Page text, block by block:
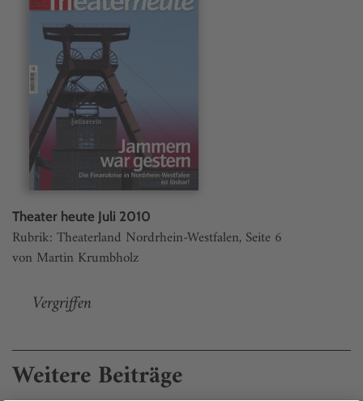
Theater heute Juli 2010
Rubrik: Theaterland Nordrhein-Westfalen, Seite 6
von Martin Krumbholz
Vergriffen
Weitere Beiträge